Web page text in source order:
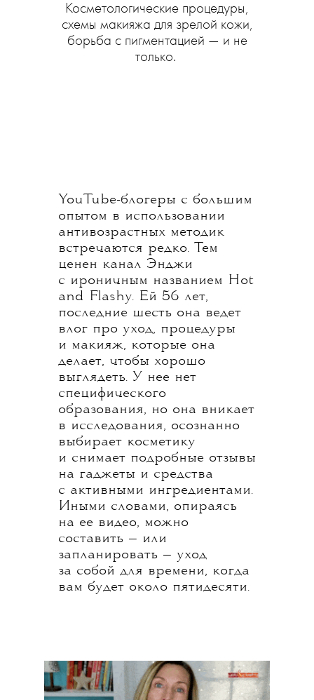
Косметологические процедуры,
схемы макияжа для зрелой кожи,
борьба с пигментацией — и не
только.
YouTube-блогеры с большим
опытом в использовании
антивозрастных методик
встречаются редко. Тем
ценен канал Энджи
с ироничным названием Hot
and Flashy. Ей 56 лет,
последние шесть она ведет
влог про уход, процедуры
и макияж, которые она
делает, чтобы хорошо
выглядеть. У нее нет
специфического
образования, но она вникает
в исследования, осознанно
выбирает косметику
и снимает подробные отзывы
на гаджеты и средства
с активными ингредиентами.
Иными словами, опираясь
на ее видео, можно
составить — или
запланировать — уход
за собой для времени, когда
вам будет около пятидесяти.